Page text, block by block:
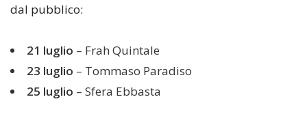
dal pubblico:
21 luglio – Frah Quintale
23 luglio – Tommaso Paradiso
25 luglio – Sfera Ebbasta